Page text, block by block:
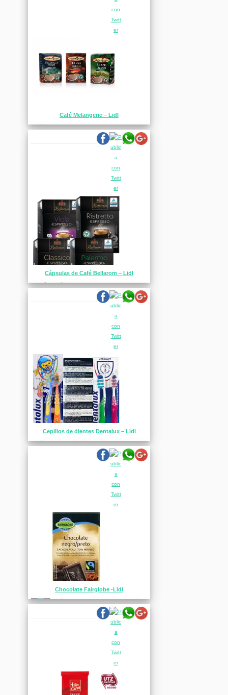
Café Melangerie – Lidl
Cápsulas de Café Bellarom – Lidl
Cepillos de dientes Dentalux – Lidl
Chocolate Fairglobe -Lidl